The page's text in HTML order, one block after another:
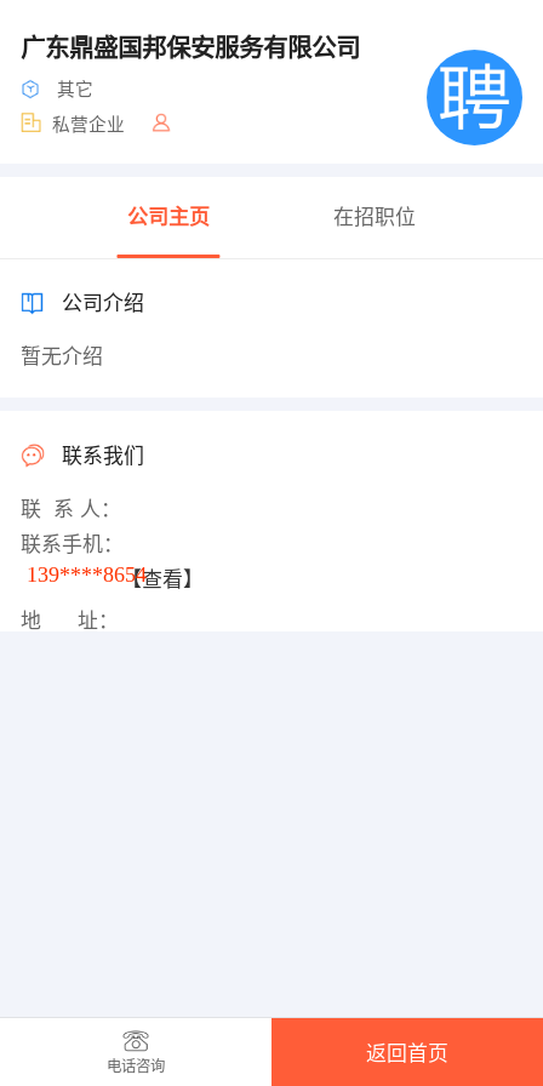
广东鼎盛国邦保安服务有限公司
其它
私营企业
公司主页 在招职位
公司介绍
暂无介绍
联系我们
联 系 人：
联系手机：
139****8654【查看】
地 址：
电话咨询
返回首页